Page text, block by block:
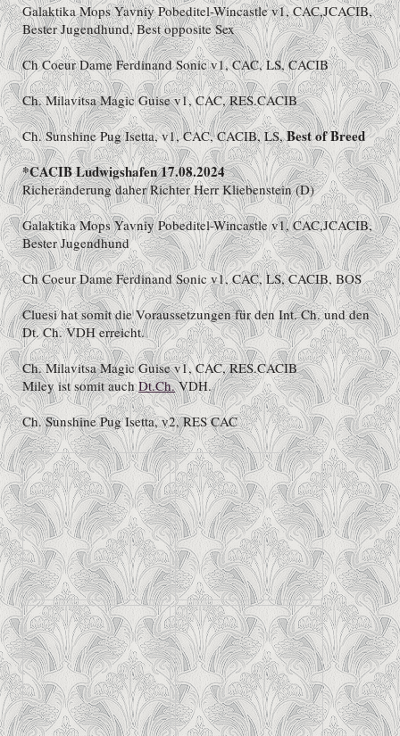
Galaktika Mops Yavniy Pobeditel-Wincastle v1, CAC,JCACIB,
Bester Jugendhund, Best opposite Sex
ChCoeur Dame Ferdinand Sonic v1, CAC, LS, CACIB
Ch. Milavitsa Magic Guise v1, CAC, RES.CACIB
Ch. Sunshine Pug Isetta, v1, CAC, CACIB, LS,Best of Breed
*CACIB Ludwigshafen 17.08.2024
Richeränderung daher Richter Herr Kliebenstein (D)
Galaktika Mops Yavniy Pobeditel-Wincastle v1, CAC,JCACIB,
Bester Jugendhund
ChCoeur Dame Ferdinand Sonic v1, CAC, LS, CACIB, BOS
Cluesi hat somit die Voraussetzungen für den Int. Ch. und den
Dt. Ch. VDH erreicht.
Ch. Milavitsa Magic Guise v1, CAC, RES.CACIB
Miley ist somit auchDt.Ch.VDH.
Ch. Sunshine Pug Isetta, v2, RES CAC